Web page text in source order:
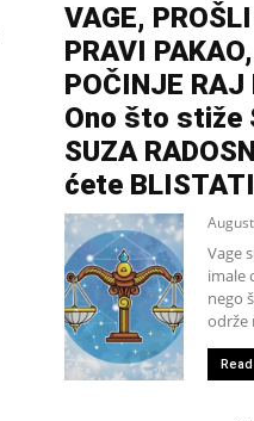
VAGE,
PRAVI
POČINJE
Ono što stiže
SUZA
ćete
Vage
imale
nego
održe